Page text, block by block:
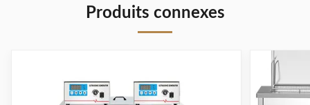
Produits connexes